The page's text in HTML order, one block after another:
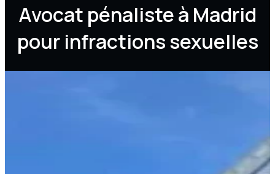
Avocat pénaliste à Madrid
pour infractions sexuelles